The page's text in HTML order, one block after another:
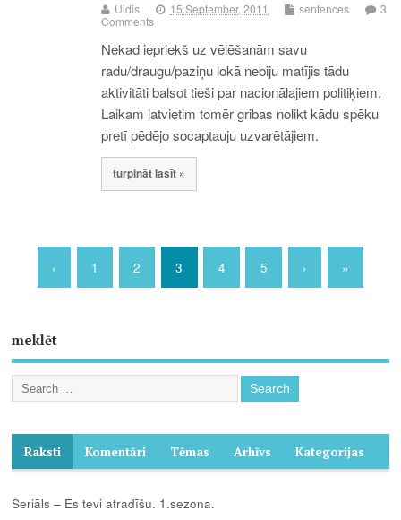
Uldis 15.September, 2011 sentences
3
Comments
Nekad iepriekš uz vēlēšanām savu
radu/draugu/paziņu lokā nebiju matījis tādu
aktivitāti balsot tieši par nacionālajiem politiķiem.
Laikam latvietim tomēr gribas nolikt kādu spēku
pretī pēdējo socaptauju uzvarētājiem.
turpināt lasīt »
‹ 1 2 3 4 5 › »
meklēt
Raksti Komentāri Tēmas Arhīvs Kategorijas
Seriāls – Es tevi atradīšu. 1.sezona.